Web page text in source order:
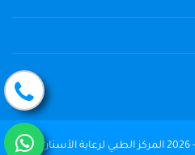
جميع الحقوق محفوظة © 2004 - 2026 المركز الطبي لرعاية الأسنان The